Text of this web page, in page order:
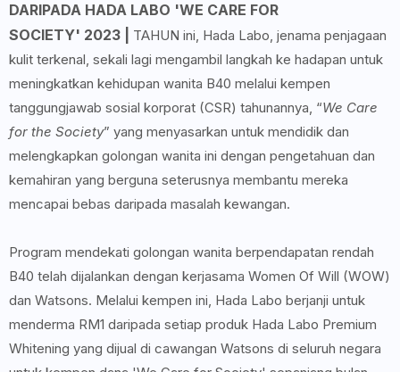
DARIPADA HADA LABO 'WE CARE FOR
SOCIETY' 2023
TAHUN ini, Hada Labo, jenama penjagaan
kulit terkenal, sekali lagi mengambil langkah ke hadapan untuk
meningkatkan kehidupan wanita B40 melalui kempen
tanggungjawab sosial korporat (CSR) tahunannya, “We Care
for the Society” yang menyasarkan untuk mendidik dan
melengkapkan golongan wanita ini dengan pengetahuan dan
kemahiran yang berguna seterusnya membantu mereka
mencapai bebas daripada masalah kewangan.
Program mendekati golongan wanita berpendapatan rendah
B40 telah dijalankan dengan kerjasama Women Of Will (WOW)
dan Watsons. Melalui kempen ini, Hada Labo berjanji untuk
menderma RM1 daripada setiap produk Hada Labo Premium
Whitening yang dijual di cawangan Watsons di seluruh negara